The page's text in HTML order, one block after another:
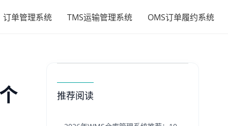
订单管理系统 TMS运输管理系统 OMS订单履约系统
推荐阅读